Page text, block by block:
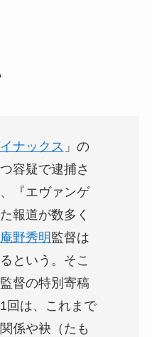
ナックス 」の
容疑で逮捕さ
『エヴァンゲ
報道が数多く
庵野秀明 監督は
という。そこ
督の特別寄稿
回は、これまで
係や袂（たも